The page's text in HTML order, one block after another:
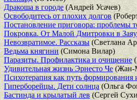
Дракоша в городе (Андрей Усачев)
Освободитесь от плохих долгов
Постановление приговора: проблемы
Покровка. От Малой Дмитровки в
Невозвратимое. Рассказы (Светлана
Ведьма княгини (Симона Вилар)
Паразиты. Профилактика и очищение
Удивительная жизнь Эрнесто Че (Жан-
Психотерапия как путь формирования
Гиперборейцы. Дети солнца(Ольга
Бастинда и крылатый лев(Сергей